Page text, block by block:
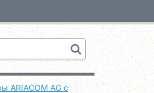
ARIACOM AG с